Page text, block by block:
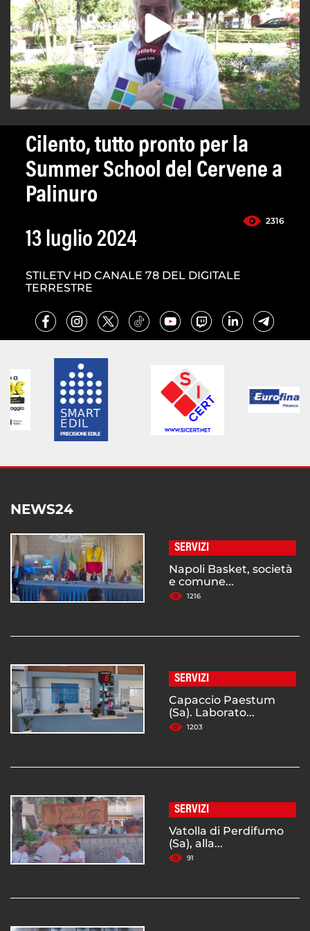
Cilento, tutto pronto per la
Summer School del Cervene a
Palinuro
2316
13 luglio 2024
STILETV HD CANALE 78 DEL DIGITALE
TERRESTRE
NEWS24
SERVIZI
Napoli Basket, società
e comune...
1216
SERVIZI
Capaccio Paestum
(Sa). Laborato...
1203
SERVIZI
Vatolla di Perdifumo
(Sa), alla...
91